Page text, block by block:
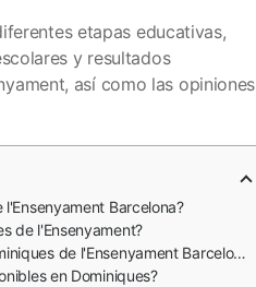
etapas educativas,
y resultados
así como las opiniones
Barcelona?
de l'Ensenyament?
de l'Ensenyament Barcelona?
en Dominiques?